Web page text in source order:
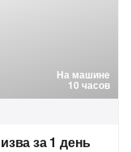
На машине
10 часов
за 1 день